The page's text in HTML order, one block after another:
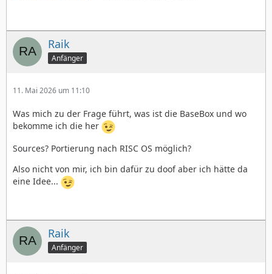
Raik
Anfänger
11. Mai 2026 um 11:10
Was mich zu der Frage führt, was ist die BaseBox und wo
bekomme ich die her
Sources? Portierung nach RISC OS möglich?
Also nicht von mir, ich bin dafür zu doof aber ich hätte da
eine Idee...
Raik
Anfänger